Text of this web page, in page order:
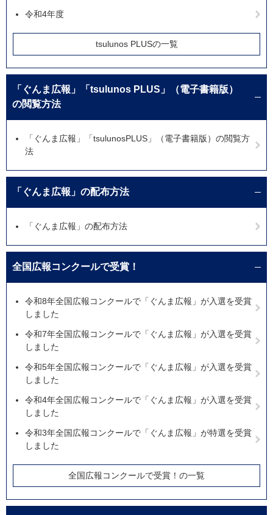
令和4年度
tsulunos PLUSの一覧
「ぐんま広報」「tsulunos PLUS」（電子書籍版）
の閲覧方法
「ぐんま広報」「tsulunosPLUS」（電子書籍版）の閲覧方
法
「ぐんま広報」の配布方法
「ぐんま広報」の配布方法
全国広報コンクールで受賞！
令和8年全国広報コンクールで「ぐんま広報」が入選を受賞
しました
令和7年全国広報コンクールで「ぐんま広報」が入選を受賞
しました
令和5年全国広報コンクールで「ぐんま広報」が入選を受賞
しました
令和4年全国広報コンクールで「ぐんま広報」が入選を受賞
しました
令和3年全国広報コンクールで「ぐんま広報」が特選を受賞
しました
全国広報コンクールで受賞！の一覧